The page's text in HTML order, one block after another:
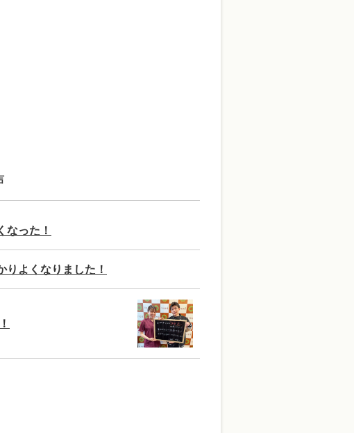
った！
よくなりました！